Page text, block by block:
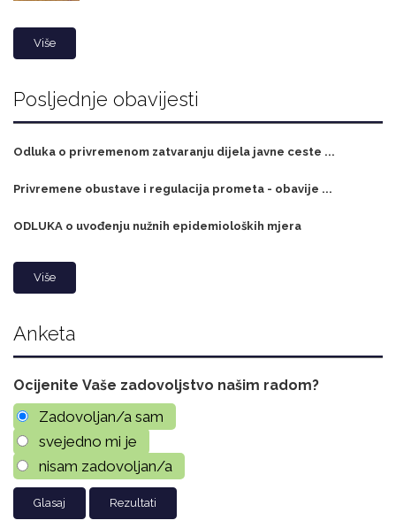
Više
Posljednje obavijesti
Odluka o privremenom zatvaranju dijela javne ceste ...
Privremene obustave i regulacija prometa - obavije ...
ODLUKA o uvođenju nužnih epidemioloških mjera
Više
Anketa
Ocijenite Vaše zadovoljstvo našim radom?
Zadovoljan/a sam
svejedno mi je
nisam zadovoljan/a
Rezultati